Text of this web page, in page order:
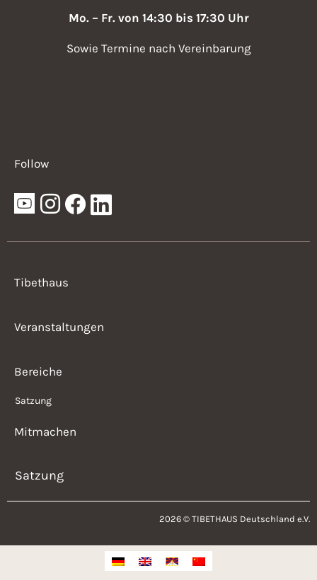
Mo. – Fr. von 14:30 bis 17:30 Uhr
Sowie Termine nach Vereinbarung
Follow
Tibethaus
Veranstaltungen
Bereiche
Satzung
Mitmachen
Satzung
2026 © TIBETHAUS Deutschland e.V.